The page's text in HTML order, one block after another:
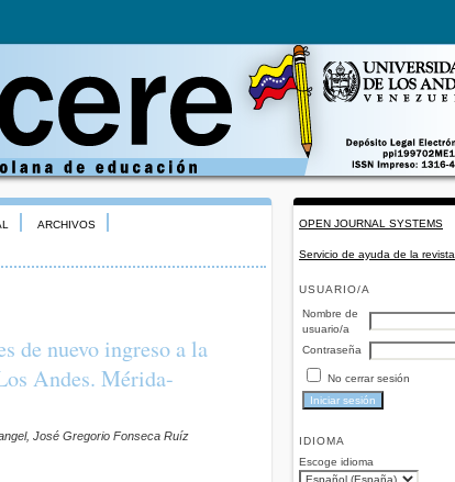
OPEN JOURNAL SYSTEMS
Servicio de ayuda de la revista
USUARIO/A
Nombre de
usuario/a
Contraseña
No cerrar sesión
IDIOMA
Escoge idioma
ARCHIVOS
de nuevo ingreso a la
Andes. Mérida-
José Gregorio Fonseca Ruíz